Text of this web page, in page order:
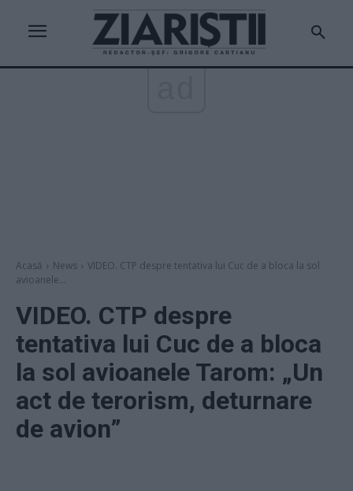
Acasă News
VIDEO. CTP despre tentativa lui Cuc de a bloca la sol
avioanele...
VIDEO. CTP despre
tentativa lui Cuc de a bloca
la sol avioanele Tarom: „Un
act de terorism, deturnare
de avion”